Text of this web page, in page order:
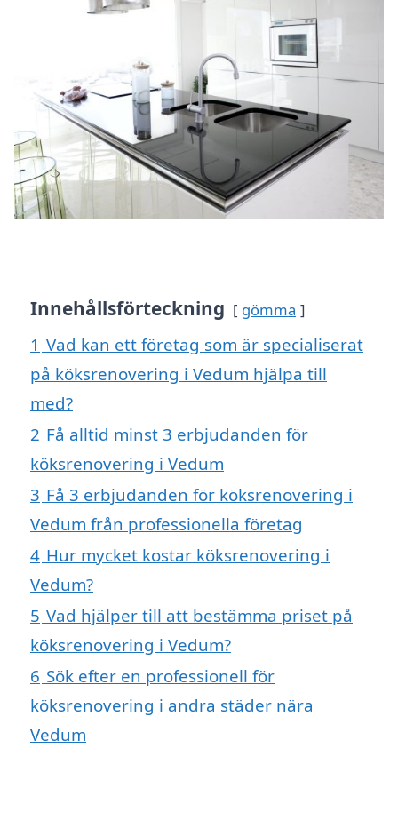
Innehållsförteckning gömma
1 Vad kan ett företag som är specialiserat
på köksrenovering i Vedum hjälpa till
med?
2 Få alltid minst 3 erbjudanden för
köksrenovering i Vedum
3 Få 3 erbjudanden för köksrenovering i
Vedum från professionella företag
4 Hur mycket kostar köksrenovering i
Vedum?
5 Vad hjälper till att bestämma priset på
köksrenovering i Vedum?
6 Sök efter en professionell för
köksrenovering i andra städer nära
Vedum